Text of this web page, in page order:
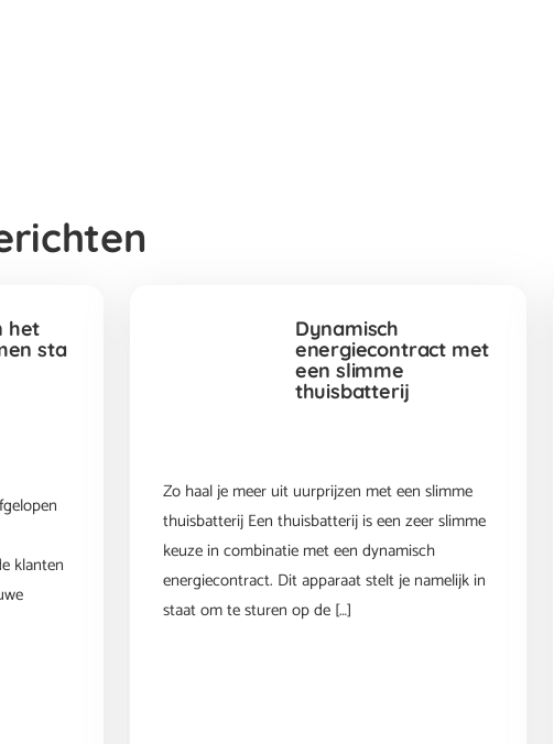
het
sta
klanten
Dynamisch
energiecontract met
een slimme
thuisbatterij
Zo haal je meer uit uurprijzen met een slimme
thuisbatterij Een thuisbatterij is een zeer slimme
keuze in combinatie met een dynamisch
energiecontract. Dit apparaat stelt je namelijk in
staat om te sturen op de […]